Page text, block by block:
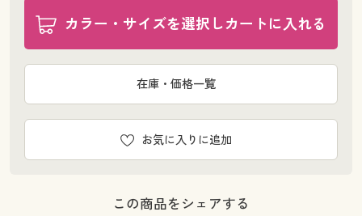
カラー・サイズを選択しカートに入れる
お気に入りに追加
在庫・価格一覧
この商品をシェアする